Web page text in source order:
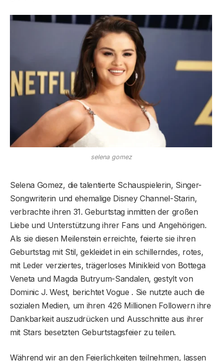
selena gomez
Selena Gomez, die talentierte Schauspielerin, Singer-
Songwriterin und ehemalige Disney Channel-Starin,
verbrachte ihren 31. Geburtstag inmitten der großen
Liebe und Unterstützung ihrer Fans und Angehörigen.
Als sie diesen Meilenstein erreichte, feierte sie ihren
Geburtstag mit Stil, gekleidet in ein schillerndes, rotes,
mit Leder verziertes, trägerloses Minikleid von Bottega
Veneta und Magda Butryum-Sandalen, gestylt von
Dominic J. West, berichtet Vogue . Sie nutzte auch die
sozialen Medien, um ihren 426 Millionen Followern ihre
Dankbarkeit auszudrücken und Ausschnitte aus ihrer
mit Stars besetzten Geburtstagsfeier zu teilen.
Während wir an den Feierlichkeiten teilnehmen, lassen